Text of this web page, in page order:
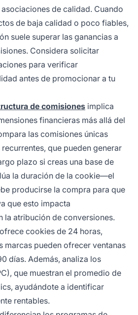
de calidad. Cuando
de baja calidad o poco fiables,
suele superar las ganancias a
Considera solicitar
para verificar
antes de promocionar a tu
de comisiones implica
financieras más allá del
las comisiones únicas
que pueden generar
plazo si creas una base de
la duración de la cookie—el
producirse la compra para que
que esto impacta
la atribución de conversiones.
cookies de 24 horas,
marcas pueden ofrecer ventanas
días. Además, analiza los
que muestran el promedio de
ayudándote a identificar
rentables.